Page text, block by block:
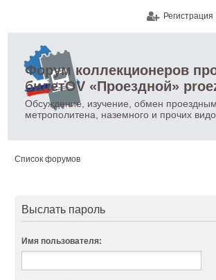
Регистрация
Форум коллекционеров
билетOV «Проездной»
Обсуждение, изучение, обмен
метрополитена, наземного и прочих
Список форумов
Выслать пароль
Имя пользователя: